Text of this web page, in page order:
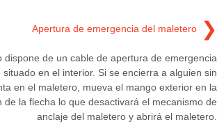
Apertura de emergencia del maletero ❯
dispone de un cable de apertura de emergencia
en el interior. Si se encierra a alguien sin
en el maletero, mueva el mango exterior en la
de la flecha lo que desactivará el mecanismo de
anclaje del maletero y abrirá el maletero.